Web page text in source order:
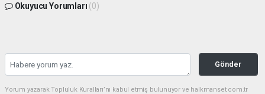
Okuyucu Yorumları (0)
Gönder
Yorum yazarak Topluluk Kuralları’nı kabul etmiş bulunuyor ve halkmanset.com.tr